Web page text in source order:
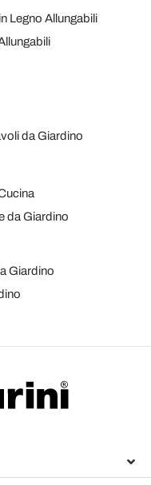
Legno Allungabili
da Giardino
da Giardino
Giardino